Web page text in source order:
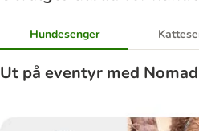
Hundesenger
Ut på eventyr med